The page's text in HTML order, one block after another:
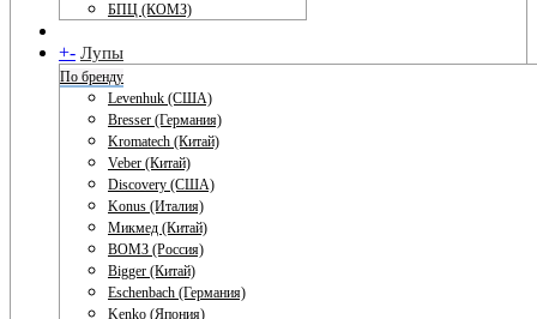
БПЦ (КОМЗ)
+- Лупы
По бренду
Levenhuk (США)
Bresser (Германия)
Kromatech (Китай)
Veber (Китай)
Discovery (США)
Konus (Италия)
Микмед (Китай)
ВОМЗ (Россия)
Bigger (Китай)
Eschenbach (Германия)
Kenko (Япония)